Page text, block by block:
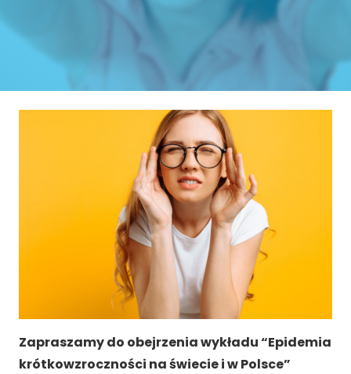
Zapraszamy do obejrzenia wykładu “Epidemia
krótkowzroczności na świecie i w Polsce”